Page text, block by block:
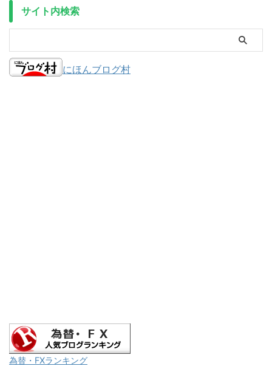
サイト内検索
にほんブログ村
為替・FXランキング